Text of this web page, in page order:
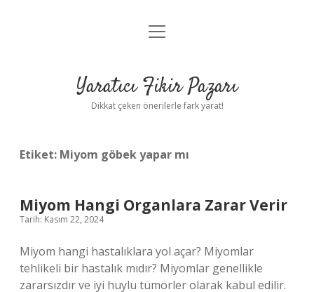
Anasayfa
Yasal Uyarı
menüyü
Yaratıcı Fikir Pazarı
Dikkat çeken önerilerle fark yarat!
Etiket: Miyom göbek yapar mı
Miyom Hangi Organlara Zarar Verir
Tarih: Kasım 22, 2024
Miyom hangi hastalıklara yol açar? Miyomlar
tehlikeli bir hastalık mıdır? Miyomlar genellikle
zararsızdır ve iyi huylu tümörler olarak kabul edilir.